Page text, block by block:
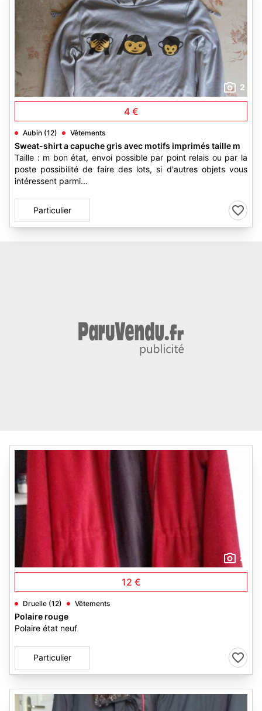
2
4 €
Aubin (12) Vêtements
Sweat-shirt a capuche gris avec motifs imprimés taille m
Taille : m bon état, envoi possible par point relais ou par la
poste possibilité de faire des lots, si d'autres objets vous
intéressent parmi...
Particulier
2
12 €
Druelle (12) Vêtements
Polaire rouge
Polaire état neuf
Particulier